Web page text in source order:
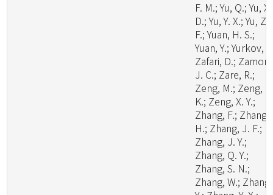
F. M.; Yu, Q.; Yu, X.
D.; Yu, Y. X.; Yu, Z.
F.; Yuan, H. S.;
Yuan, Y.; Yurkov,
Zafari, D.;
J. C.; Zare, R.;
Zeng, M.; Zeng,
K.; Zeng, X. Y.;
Zhang, F.; Zhang,
H.; Zhang, J. F.;
Zhang, J. Y.;
Zhang, Q. Y.;
Zhang, S. N.;
Zhang, W.; Zhang,